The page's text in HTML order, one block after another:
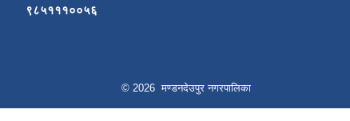
९८५१११००५६
© 2026 मण्डनदेउपुर नगरपालिका